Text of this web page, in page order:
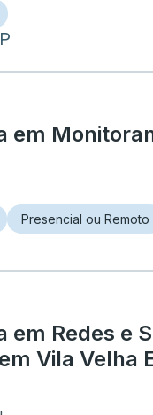
em
Presencial ou Remoto
em Redes e
Vila Velha